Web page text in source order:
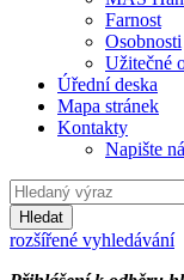
Farnost
Osobnosti
Užitečné
Úřední deska
Mapa stránek
Kontakty
Napište
Hledat
rozšířené vyhledávání